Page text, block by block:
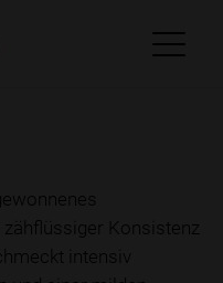
Konsistenz
intensiv